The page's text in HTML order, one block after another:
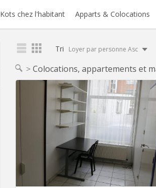
Kots chez l'habitant Apparts & Colocations
Tri Loyer par personne Asc
Colocations, appartements et
KM 404
Mons centre ville , collocation de
magnifiques chambres récemment
remises à neuf et aux normes
incendie, chauffage central, lavabo eau
chaude et froide dans chaque
chambre, nouvelle cuisine équipée
commune avec tv couleur, grand frigo,
congélateur, deux salles de bain-